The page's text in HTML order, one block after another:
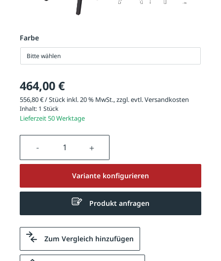
Farbe
Bitte wählen
464,00 €
556,80 € / Stück inkl. 20 % MwSt., zzgl. evtl.Versandkosten
Inhalt: 1 Stück
Lieferzeit 50 Werktage
Produkt Anzahl: Gib den
Variante konfigurieren
Produkt anfragen
Zum Vergleich hinzufügen